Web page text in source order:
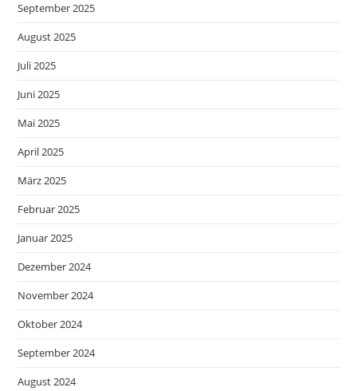
September 2025
August 2025
Juli 2025
Juni 2025
Mai 2025
April 2025
März 2025
Februar 2025
Januar 2025
Dezember 2024
November 2024
Oktober 2024
September 2024
August 2024